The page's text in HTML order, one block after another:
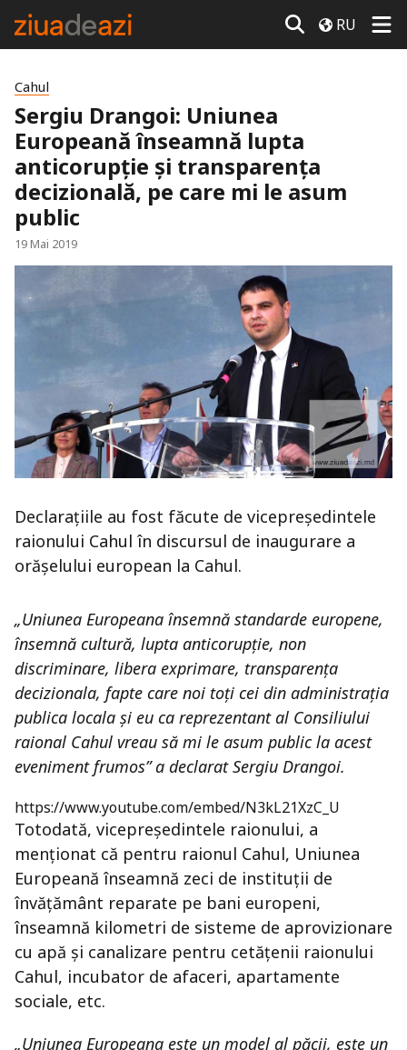
RU
Cahul
Sergiu Drangoi: Uniunea
Europeană înseamnă lupta
anticorupție și transparența
decizională, pe care mi le asum
public
19 Mai 2019
Declarațiile au fost făcute de vicepreședintele
raionului Cahul în discursul de inaugurare a
orășelului european la Cahul.
„Uniunea Europeana însemnă standarde europene,
însemnă cultură, lupta anticorupție, non
discriminare, libera exprimare, transparența
decizionala, fapte care noi toți cei din administrația
publica locala și eu ca reprezentant al Consiliului
raional Cahul vreau să mi le asum public la acest
eveniment frumos” a declarat Sergiu Drangoi.
https://www.youtube.com/embed/N3kL21XzC_U
Totodată, vicepreședintele raionului, a
menționat că pentru raionul Cahul, Uniunea
Europeană înseamnă zeci de instituții de
învățământ reparate pe bani europeni,
înseamnă kilometri de sisteme de aprovizionare
cu apă și canalizare pentru cetățenii raionului
Cahul, incubator de afaceri, apartamente
sociale, etc.
„Uniunea Europeana este un model al păcii, este un